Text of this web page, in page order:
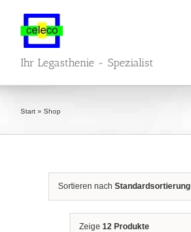
springen
Ihr Legasthenie - Spezialist
Start » Shop
Sortieren nach Standardsortierung
Zeige 12 Produkte